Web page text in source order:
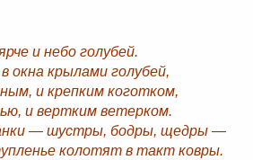
и небо голубей.
окна крылами голубей,
и крепким коготком,
и вертким ветерком.
— шустры, бодры, щедры —
колотят в такт ковры.